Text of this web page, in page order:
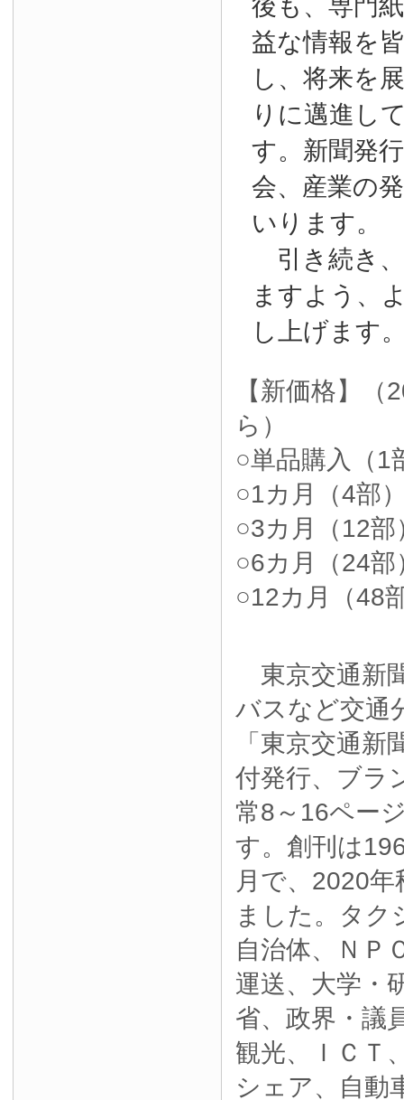
後も、専門
益な情報を
し、将来を
りに邁進し
す。新聞発
会、産業の
いります。
引き続き
ますよう、
し上げます
【新価格】
ら）
○単品購入（1
○1カ月（4部
○3カ月（12
○6カ月（24
○12カ月（48
東京交通新
バスなど交通
「東京交通新
付発行、ブラ
常8～16ペー
す。創刊は
月で、2020
ました。タク
自治体、ＮＰ
運送、大学・
省、政界・議
観光、ＩＣＴ
シェア、自動